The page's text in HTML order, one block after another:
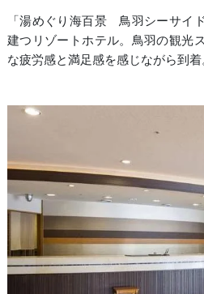
「湯めぐり海百景 鳥羽シーサイ
建つリゾートホテル。鳥羽の観光
な疲労感と満足感を感じながら到着